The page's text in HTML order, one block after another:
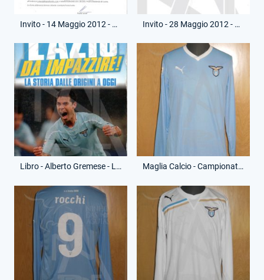
Invito - 14 Maggio 2012 - Cena Soci Benemeriti S.S.Lazio Invito - 28 Maggio 2012 - Spettacolo Laziali Doc
Libro - Alberto Gremese - Lazio da Impazzire Maglia Calcio - Campionato Serie A - Tommaso Rocchi - 9 - (Fronte)